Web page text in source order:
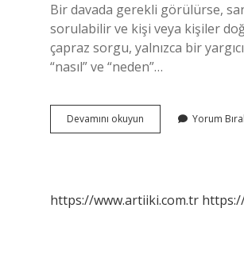
Bir davada gerekli görülürse,
sorulabilir ve kişi veya kişiler
çapraz sorgu, yalnızca bir
“nasıl” ve “neden”…
Devamını okuyun
Sorgu
Yorum
https://www.artiiki.com.tr